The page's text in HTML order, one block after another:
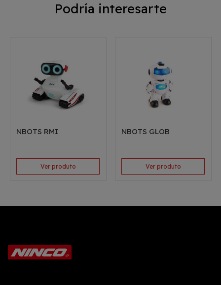
Podría interesarte
NBOTS RMI
Ver produto
NBOTS GLOB
Ver produto